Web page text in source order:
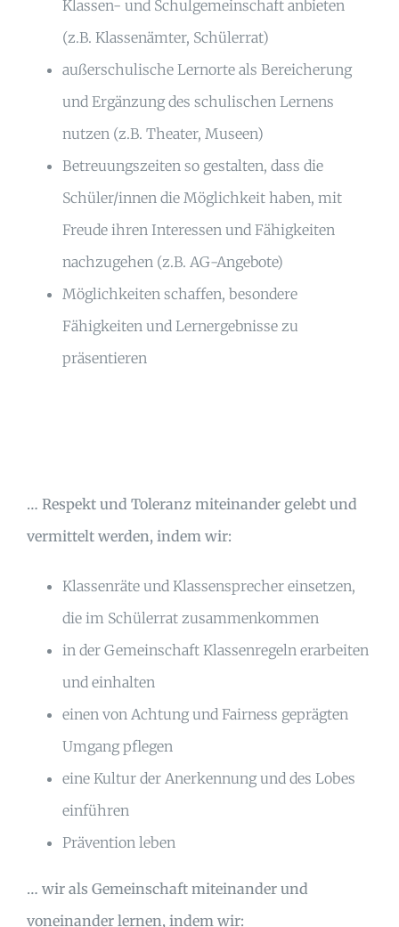
Klassen- und Schulgemeinschaft anbieten
(z.B. Klassenämter, Schülerrat)
außerschulische Lernorte als Bereicherung
und Ergänzung des schulischen Lernens
nutzen (z.B. Theater, Museen)
Betreuungszeiten so gestalten, dass die
Schüler/innen die Möglichkeit haben, mit
Freude ihren Interessen und Fähigkeiten
nachzugehen (z.B. AG-Angebote)
Möglichkeiten schaffen, besondere
Fähigkeiten und Lernergebnisse zu
präsentieren
… Respekt und Toleranz miteinander gelebt und
vermittelt werden, indem wir:
Klassenräte und Klassensprecher einsetzen,
die im Schülerrat zusammenkommen
in der Gemeinschaft Klassenregeln erarbeiten
und einhalten
einen von Achtung und Fairness geprägten
Umgang pflegen
eine Kultur der Anerkennung und des Lobes
einführen
Prävention leben
… wir als Gemeinschaft miteinander und
voneinander lernen, indem wir: